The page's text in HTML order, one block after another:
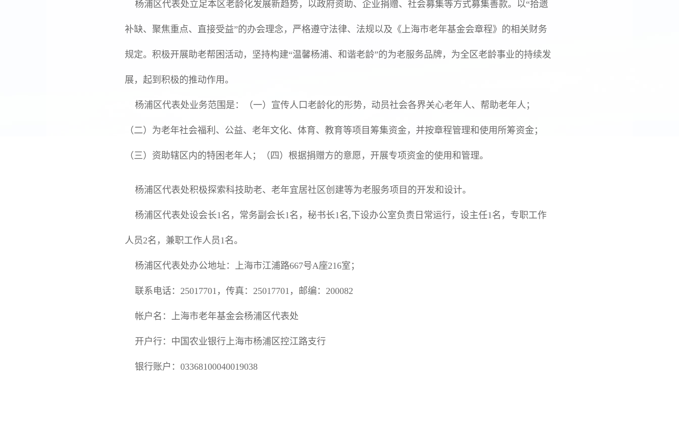
杨浦区代表处立足本区老龄化发展新趋势，以政府资助、企业捐赠、社会募集等方式募集善款。以“拾遗
补缺、聚焦重点、直接受益”的办会理念，严格遵守法律、法规以及《上海市老年基金会章程》的相关财务
规定。积极开展助老帮困活动，坚持构建“温馨杨浦、和谐老龄”的为老服务品牌，为全区老龄事业的持续发
展，起到积极的推动作用。
杨浦区代表处业务范围是：（一）宣传人口老龄化的形势，动员社会各界关心老年人、帮助老年人；
（二）为老年社会福利、公益、老年文化、体育、教育等项目筹集资金，并按章程管理和使用所筹资金；
（三）资助辖区内的特困老年人；（四）根据捐赠方的意愿，开展专项资金的使用和管理。
杨浦区代表处积极探索科技助老、老年宜居社区创建等为老服务项目的开发和设计。
杨浦区代表处设会长1名，常务副会长1名，秘书长1名,下设办公室负责日常运行，设主任1名，专职工作
人员2名，兼职工作人员1名。
杨浦区代表处办公地址：上海市江浦路667号A座216室；
联系电话：25017701，传真：25017701，邮编：200082
帐户名：上海市老年基金会杨浦区代表处
开户行：中国农业银行上海市杨浦区控江路支行
银行账户：03368100040019038